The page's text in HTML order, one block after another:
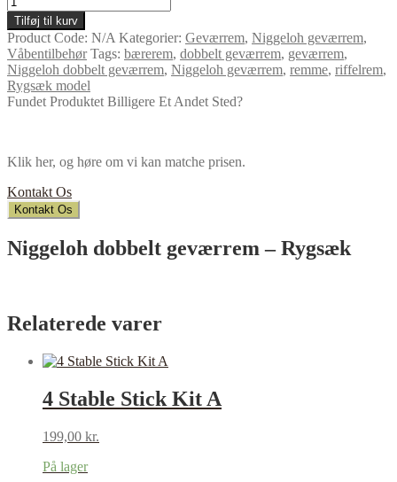
Tilføj til kurv
Product Code: N/A Kategorier: Geværrem, Niggeloh geværrem,
Våbentilbehør Tags: bærerem, dobbelt geværrem, geværrem,
Niggeloh dobbelt geværrem, Niggeloh geværrem, remme, riffelrem,
Rygsæk model
Fundet Produktet Billigere Et Andet Sted?
Klik her, og høre om vi kan matche prisen.
Kontakt Os
Kontakt Os
Niggeloh dobbelt geværrem – Rygsæk
Relaterede varer
4 Stable Stick Kit A
199,00 kr.
På lager